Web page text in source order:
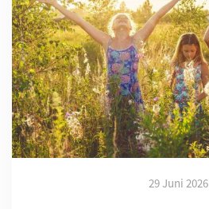
29 Juni 2026